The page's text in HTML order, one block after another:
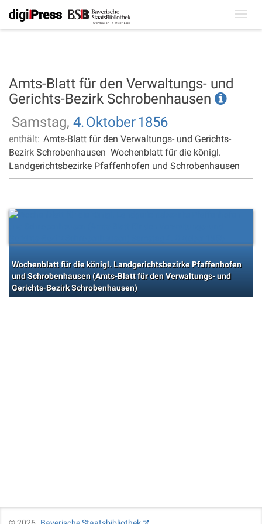
Amts-Blatt für den Verwaltungs- und
Gerichts-Bezirk Schrobenhausen
Samstag, 4.Oktober1856
enthält: Amts-Blatt für den Verwaltungs- und Gerichts-
Bezirk Schrobenhausen Wochenblatt für die königl.
Landgerichtsbezirke Pfaffenhofen und Schrobenhausen
Wochenblatt für die königl. Landgerichtsbezirke Pfaffenhofen
und Schrobenhausen (Amts-Blatt für den Verwaltungs- und
Gerichts-Bezirk Schrobenhausen)